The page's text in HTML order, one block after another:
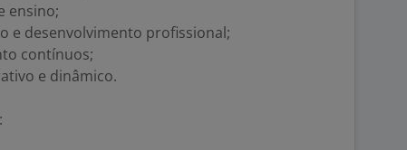
ensino;
e desenvolvimento profissional;
contínuos;
e dinâmico.